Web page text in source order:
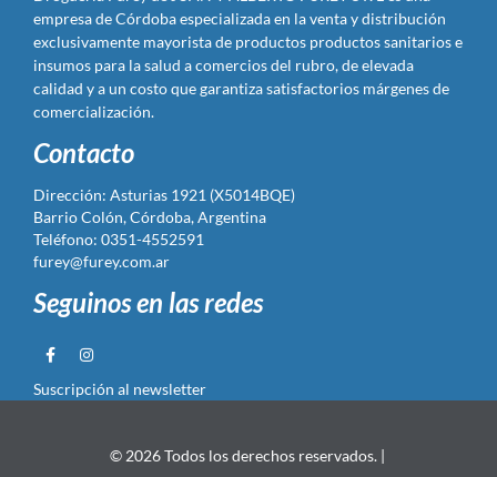
empresa de Córdoba especializada en la venta y distribución
exclusivamente mayorista de productos productos sanitarios e
insumos para la salud a comercios del rubro, de elevada
calidad y a un costo que garantiza satisfactorios márgenes de
comercialización.
Contacto
Dirección: Asturias 1921 (X5014BQE)
Barrio Colón, Córdoba, Argentina
Teléfono: 0351-4552591
furey@furey.com.ar
Seguinos en las redes
Suscripción al newsletter
© 2026 Todos los derechos reservados. |